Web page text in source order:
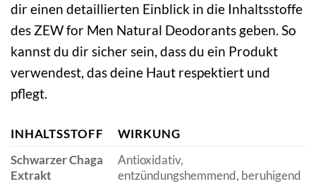
dir einen detaillierten Einblick in die Inhaltsstoffe
des ZEW for Men Natural Deodorants geben. So
kannst du dir sicher sein, dass du ein Produkt
verwendest, das deine Haut respektiert und
pflegt.
INHALTSSTOFF
WIRKUNG
Schwarzer Chaga
Extrakt
Antioxidativ,
entzündungshemmend, beruhigend